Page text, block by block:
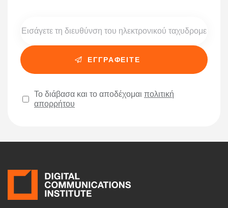
Το διάβασα και το αποδέχομαι πολιτική
απορρήτου